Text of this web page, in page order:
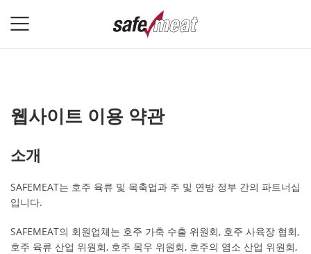
웹사이트 이용 약관
소개
SAFEMEAT는 호주 육류 및 목축업과 주 및 연방 정부 간의 파트너십
입니다.
SAFEMEAT의 회원업체는 호주 가축 수출 위원회, 호주 사육장 협회,
호주 육류 산업 위원회, 호주 목우 위원회, 호주의 염소 산업 위원회,